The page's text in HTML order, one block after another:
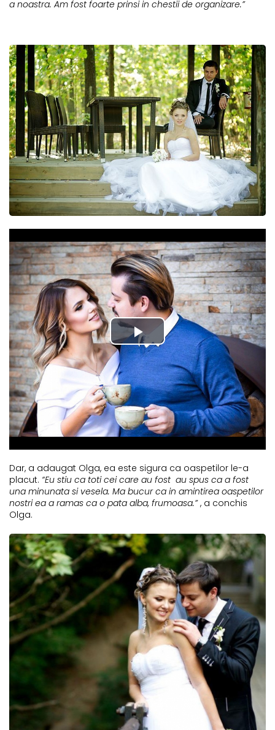
a noastra. Am fost foarte prinsi in chestii de organizare.”
Dar, a adaugat Olga, ea este sigura ca oaspetilor le-a
placut. “Eu stiu ca toti cei care au fost au spus ca a fost
una minunata si vesela. Ma bucur ca in amintirea oaspetilor
nostri ea a ramas ca o pata alba, frumoasa.”, a conchis
Olga.